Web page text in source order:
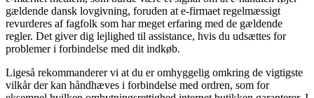
gældende dansk lovgivning, foruden at e-firmaet regelmæssigt
revurderes af fagfolk som har meget erfaring med de gældende
regler. Det giver dig lejlighed til assistance, hvis du udsættes for
problemer i forbindelse med dit indkøb.
Ligeså rekommanderer vi at du er omhyggelig omkring de vigtigste
vilkår der kan håndhæves i forbindelse med ordren, som for